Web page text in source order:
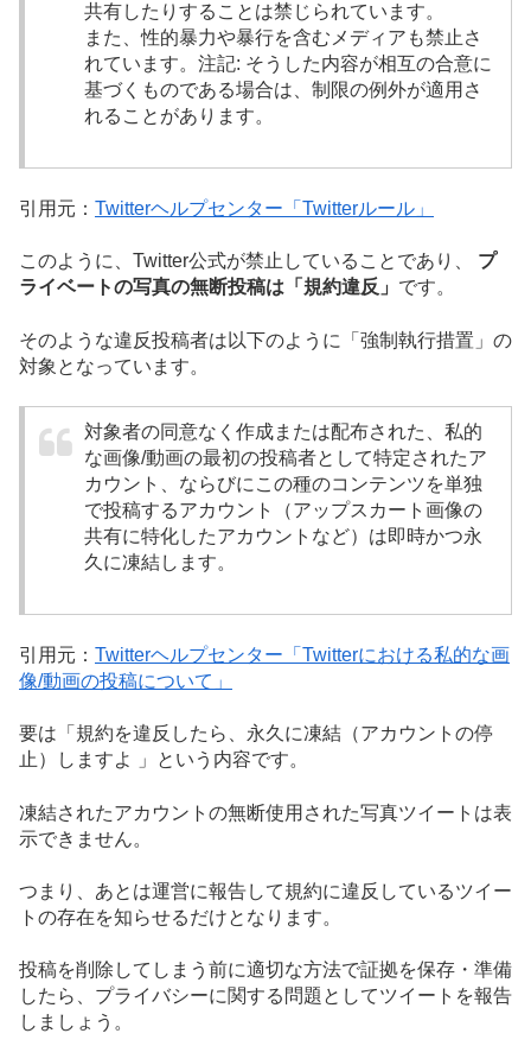
共有したりすることは禁じられています。
また、性的暴力や暴行を含むメディアも禁止さ
れています。注記: そうした内容が相互の合意に
基づくものである場合は、制限の例外が適用さ
れることがあります。
引用元： Twitterヘルプセンター「Twitterルール」
このように、Twitter公式が禁止していることであり、
プ
ライベートの写真の無断投稿は「規約違反」 です。
そのような違反投稿者は以下のように「強制執行措置」の
対象となっています。
対象者の同意なく作成または配布された、私的
な画像/動画の最初の投稿者として特定されたア
カウント、ならびにこの種のコンテンツを単独
で投稿するアカウント（アップスカート画像の
共有に特化したアカウントなど）は即時かつ永
久に凍結します。
引用元： Twitterヘルプセンター「Twitterにおける私的な画
像/動画の投稿について」
要は「 規約を違反したら、永久に凍結（アカウントの停
止）しますよ
」という内容です。
凍結されたアカウントの無断使用された写真ツイートは表
示できません。
つまり、あとは運営に報告して規約に違反しているツイー
トの存在を知らせるだけとなります。
投稿を削除してしまう前に適切な方法で証拠を保存・準備
したら、プライバシーに関する問題としてツイートを報告
しましょう。